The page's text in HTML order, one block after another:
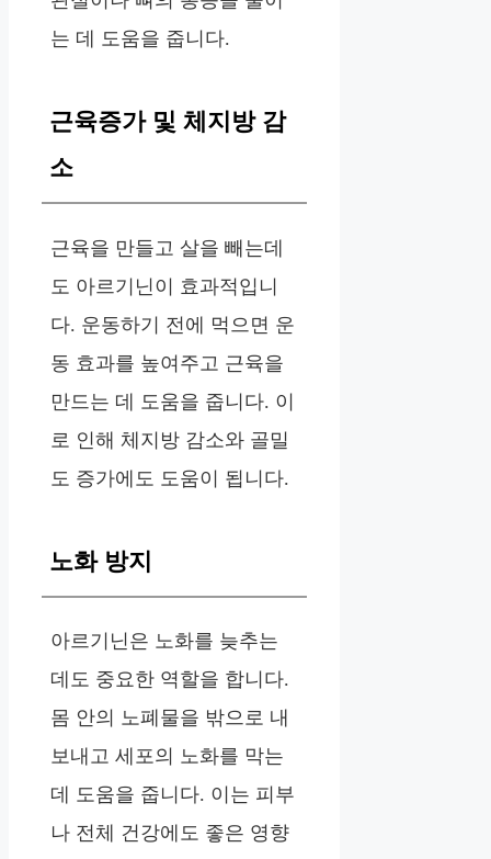
는 데 도움을 줍니다.
근육증가 및 체지방 감
소
근육을 만들고 살을 빼는데
도 아르기닌이 효과적입니
다. 운동하기 전에 먹으면 운
동 효과를 높여주고 근육을
만드는 데 도움을 줍니다. 이
로 인해 체지방 감소와 골밀
도 증가에도 도움이 됩니다.
노화 방지
아르기닌은 노화를 늦추는
데도 중요한 역할을 합니다.
몸 안의 노폐물을 밖으로 내
보내고 세포의 노화를 막는
데 도움을 줍니다. 이는 피부
나 전체 건강에도 좋은 영향